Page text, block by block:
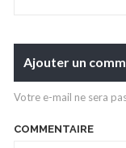
Ajouter un
Votre e-mail ne sera
COMMENTAIRE